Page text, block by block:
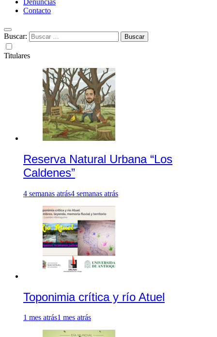
Contacto
Buscar:
Titulares
Reserva Natural Urbana “Los
Caldenes”
4 semanas atrás4 semanas atrás
Toponimia crítica y río Atuel
1 mes atrás1 mes atrás